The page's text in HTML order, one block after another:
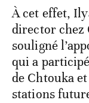
À cet effet,
director chez
souligné
qui a
de Chtouka
stations